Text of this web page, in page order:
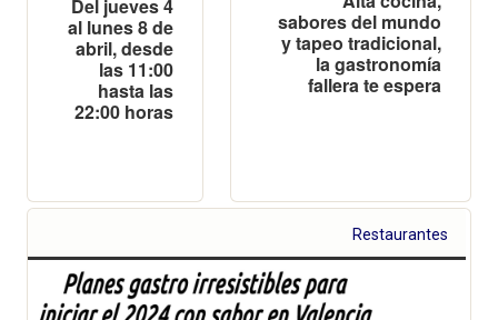
Del jueves 4
al lunes 8 de
abril, desde
las 11:00
hasta las
22:00 horas
sabores del mundo
y tapeo tradicional,
la gastronomía
fallera te espera
Restaurantes